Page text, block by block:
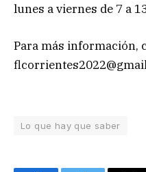
lunes a viernes de 7 a
Para más información,
Lo que hay que saber